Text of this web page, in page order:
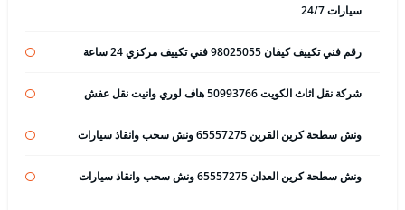
سيارات 24/7
رقم فني تكييف كيفان 98025055 فني تكييف مركزي 24 ساعة
شركة نقل اثاث الكويت 50993766 هاف لوري وانيت نقل عفش
ونش سطحة كرين القرين 65557275 ونش سحب وانقاذ سيارات
ونش سطحة كرين العدان 65557275 ونش سحب وانقاذ سيارات